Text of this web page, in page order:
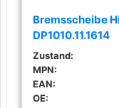
Bremsscheibe
DP1010.11.1614
Zustand:
MPN:
EAN:
OE: